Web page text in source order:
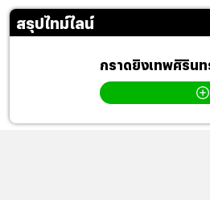
สรุปไทม์ไลน์
กราดยิงเทพศิริน